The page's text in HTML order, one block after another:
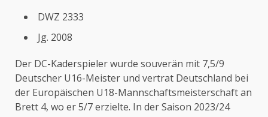
DWZ 2333
Jg. 2008
Der DC-Kaderspieler wurde souverän mit 7,5/9
Deutscher U16-Meister und vertrat Deutschland bei
der Europäischen U18-Mannschaftsmeisterschaft an
Brett 4, wo er 5/7 erzielte. In der Saison 2023/24